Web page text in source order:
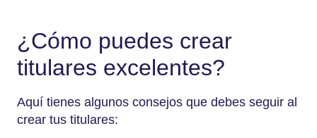
¿Cómo puedes crear
titulares excelentes?
Aquí tienes algunos consejos que debes seguir al
crear tus titulares: